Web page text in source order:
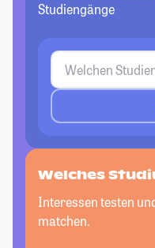
Studiengänge
Welches
Interessen testen
matchen.